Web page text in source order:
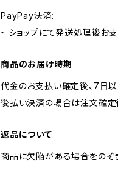
PayPay決済:
・ ショップにて発送処理後お
商品のお届け時期
代金のお支払い確定後、7日以
後払い決済の場合は注文確定
返品について
商品に欠陥がある場合をのぞ